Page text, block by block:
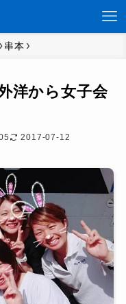
串本
洋から女子会
2017-07-12